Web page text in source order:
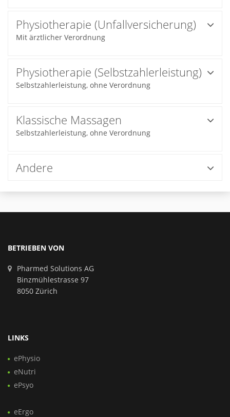
Physiotherapie (Unfallversicherung)
Mit ärztlicher Verordnung
Physiotherapie (Selbstzahlerleistung)
Selbstzahlerleistung, ohne Verordnung
Klassische Massagen
Selbstzahlerleistung, ohne Verordnung
Andere
BETRIEBEN VON
Pharmed Solutions AG
Binzmühlestrasse 97
8050 Zürich
LINKS
ePhysio
eNutri
ePsyo
eErgo